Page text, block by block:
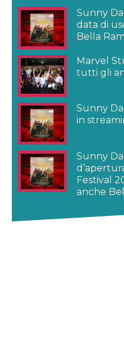
Sunny
data di
Bella
Marvel
tutti gli
Sunny
in
Sunny
Festival
anche